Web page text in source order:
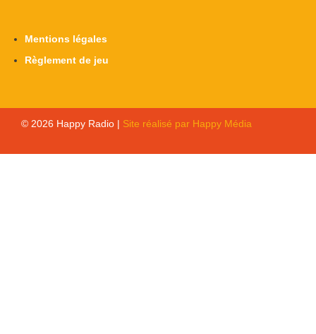
Mentions légales
Règlement de jeu
© 2026 Happy Radio | Site réalisé par Happy Média